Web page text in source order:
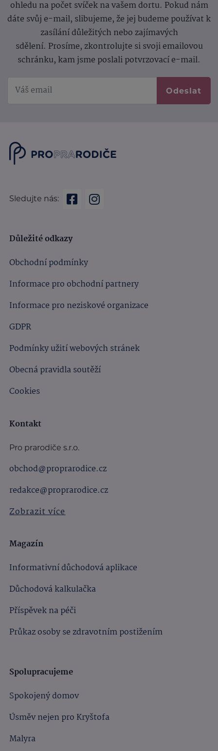
ohledu na počet svíček na vašem dortu. Pokud nám
dáte svůj e-mail, slibujeme, že jej budeme používat k
zasílání důležitých nebo zajímavých
sdělení. Prosíme, zkontrolujte si svoji emailovou
schránku, kam jsme poslali potvrzovací e-mail.
Odeslat
Sledujte nás:
Důležité odkazy
Obchodní podmínky
Informace pro obchodní partnery
Informace pro neziskové organizace
GDPR
Podmínky užití webových stránek
Obecná pravidla soutěží
Cookies
Kontakt
Pro prarodiče s.r.o.
obchod@proprarodice.cz
redakce@proprarodice.cz
Zobrazit více
Magazín
Informativní důchodová aplikace
Důchodová kalkulačka
Příspěvek na péči
Průkaz osoby se zdravotním postižením
Spolupracujeme
Spokojený domov
Úsměv nejen pro Kryštofa
Malyra